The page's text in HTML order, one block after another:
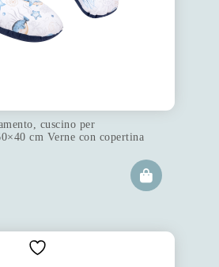
cuscino per
cm Verne con copertina